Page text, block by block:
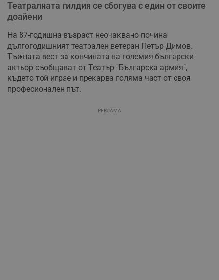
Театралната гилдия се сбогува с един от своите
доайени
На 87-годишна възраст неочаквано почина
дългогодишният театрален ветеран Петър Димов.
Тъжната вест за кончината на големия български
актьор съобщават от Театър "Българска армия",
където той играе и прекарва голяма част от своя
професионален път.
РЕКЛАМА